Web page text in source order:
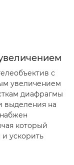
с
увеличением
диафрагмы
выделения на
который
ускорить